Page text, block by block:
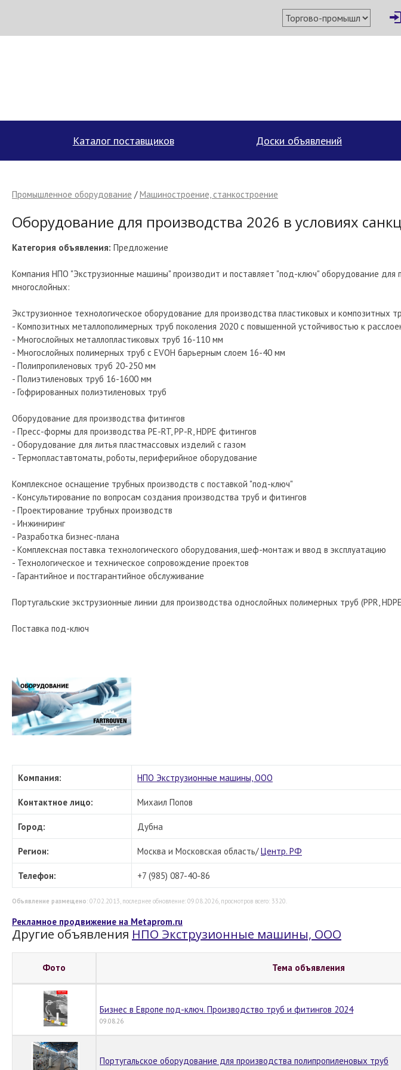
Каталог поставщиков Доски объявлений
Промышленное оборудование /Машиностроение, станкостроение
Оборудование для производства 2026 в условиях
Категория объявления: Предложение
Компания НПО "Экструзионные машины" производит и поставляет "под-ключ" оборудование для
многослойных:
Экструзионное технологическое оборудование для производства пластиковых и композитных
- Композитных металлополимерных труб поколения 2020 с повышенной устойчивостью к
- Многослойных металлопластиковых труб 16-110 мм
- Многослойных полимерных труб с EVOH барьерным слоем 16-40 мм
- Полипропиленовых труб 20-250 мм
- Полиэтиленовых труб 16-1600 мм
- Гофрированных полиэтиленовых труб
Оборудование для производства фитингов
- Пресс-формы для производства PE-RT, PP-R, HDPE фитингов
- Оборудование для литья пластмассовых изделий с газом
- Термопластавтоматы, роботы, периферийное оборудование
Комплексное оснащение трубных производств с поставкой "под-ключ"
- Консультирование по вопросам создания производства труб и фитингов
- Проектирование трубных производств
- Инжиниринг
- Разработка бизнес-плана
- Комплексная поставка технологического оборудования, шеф-монтаж и ввод в эксплуатацию
- Технологическое и техническое сопровождение проектов
- Гарантийное и постгарантийное обслуживание
Португальские экструзионные линии для производства однослойных полимерных труб (PPR,
Поставка под-ключ
×
Компания: НПО Экструзионные машины, ООО
Контактное лицо: Михаил Попов
Город: Дубна
Регион: Москва и Московская область/Центр. РФ
Телефон: +7 (985) 087-40-86
Объявление размещено: 07.02.2013, последнее обновление: 09.08.2026, просмотров всего: 3320.
Рекламное продвижение на Metaprom.ru
Другие объявления НПО Экструзионные машины, ООО
Фото Тема объявления
Бизнес в Европе под-ключ. Производство труб и фитингов 2024
09.08.26
Португальское оборудование для производства полипропиленовых труб